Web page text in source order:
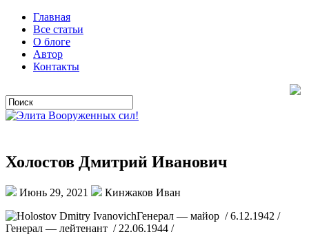
Главная
Все статьи
О блоге
Автор
Контакты
Холостов Дмитрий Иванович
Июнь 29, 2021
Кинжаков Иван
Генерал — майор / 6.12.1942 /
Генерал — лейтенант / 22.06.1944 /